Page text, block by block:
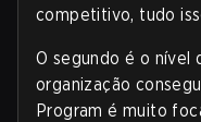
competitivo, tudo
O segundo é o nível
organização
Program é muito